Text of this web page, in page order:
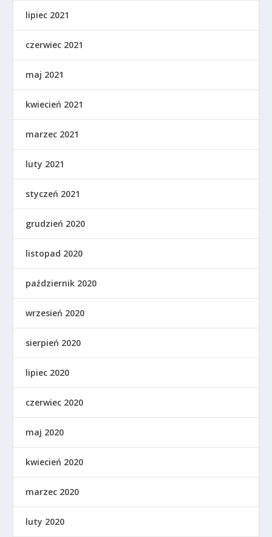
lipiec 2021
czerwiec 2021
maj 2021
kwiecień 2021
marzec 2021
luty 2021
styczeń 2021
grudzień 2020
listopad 2020
październik 2020
wrzesień 2020
sierpień 2020
lipiec 2020
czerwiec 2020
maj 2020
kwiecień 2020
marzec 2020
luty 2020